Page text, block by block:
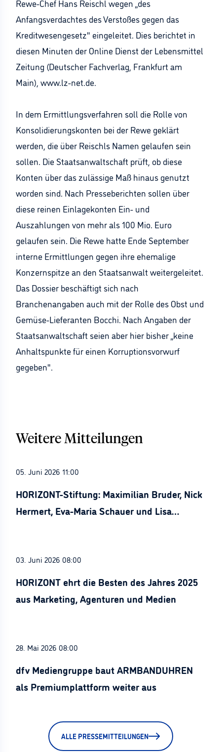
Rewe-Chef Hans Reischl wegen „des
Anfangsverdachtes des Verstoßes gegen das
Kreditwesengesetz" eingeleitet. Dies berichtet in
diesen Minuten der Online Dienst der Lebensmittel
Zeitung (Deutscher Fachverlag, Frankfurt am
Main), www.lz-net.de.
In dem Ermittlungsverfahren soll die Rolle von
Konsolidierungskonten bei der Rewe geklärt
werden, die über Reischls Namen gelaufen sein
sollen. Die Staatsanwaltschaft prüft, ob diese
Konten über das zulässige Maß hinaus genutzt
worden sind. Nach Presseberichten sollen über
diese reinen Einlagekonten Ein- und
Auszahlungen von mehr als 100 Mio. Euro
gelaufen sein. Die Rewe hatte Ende September
interne Ermittlungen gegen ihre ehemalige
Konzernspitze an den Staatsanwalt weitergeleitet.
Das Dossier beschäftigt sich nach
Branchenangaben auch mit der Rolle des Obst und
Gemüse-Lieferanten Bocchi. Nach Angaben der
Staatsanwaltschaft seien aber hier bisher „keine
Anhaltspunkte für einen Korruptionsvorwurf
gegeben".
Weitere Mitteilungen
05. Juni 2026 11:00
HORIZONT-Stiftung: Maximilian Bruder, Nick
Hermert, Eva-Maria Schauer und Lisa
03. Juni 2026 08:00
HORIZONT ehrt die Besten des Jahres 2025
aus Marketing, Agenturen und Medien
28. Mai 2026 08:00
dfv Mediengruppe baut ARMBANDUHREN
als Premiumplattform weiter aus
ALLE PRESSEMITTEILUNGEN